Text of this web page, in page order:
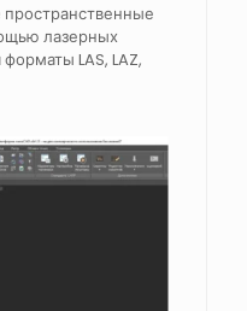
пространственные
лазерных
LAS, LAZ,